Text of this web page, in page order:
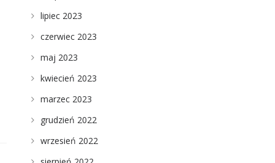
lipiec 2023
czerwiec 2023
maj 2023
kwiecień 2023
marzec 2023
grudzień 2022
wrzesień 2022